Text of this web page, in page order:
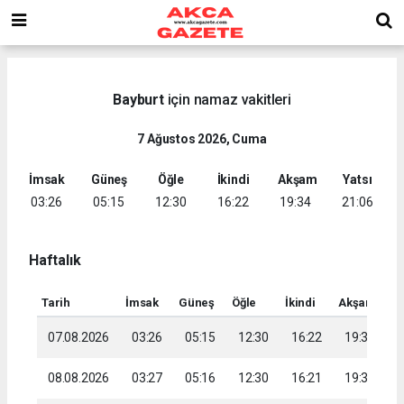
Bayburtiçin namaz vakitleri
7 Ağustos 2026, Cuma
İmsak
03:26
Güneş
05:15
Öğle
12:30
İkindi
16:22
Akşam
19:34
Yatsı
21:06
Haftalık
Tarih İmsak Güneş Öğle İkindi Akşam
07.08.2026 03:26 05:15 12:30 16:22 19:34
08.08.2026 03:27 05:16 12:30 16:21 19:33